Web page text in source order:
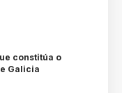
constitúa o
Galicia